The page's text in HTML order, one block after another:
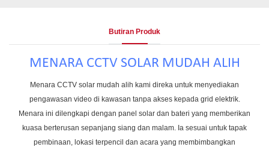
Butiran Produk
MENARA CCTV SOLAR MUDAH ALIH
Menara CCTV solar mudah alih kami direka untuk menyediakan
pengawasan video di kawasan tanpa akses kepada grid elektrik.
Menara ini dilengkapi dengan panel solar dan bateri yang memberikan
kuasa berterusan sepanjang siang dan malam. Ia sesuai untuk tapak
pembinaan, lokasi terpencil dan acara yang membimbangkan